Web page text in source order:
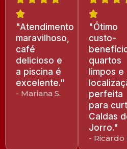
"Atendimento
maravilhoso,
café
delicioso e
a piscina é
excelente."
- Mariana S.
"Ótimo
custo-
quartos
limpos e
perfeita
para
Caldas
Jorro."
- Ricardo